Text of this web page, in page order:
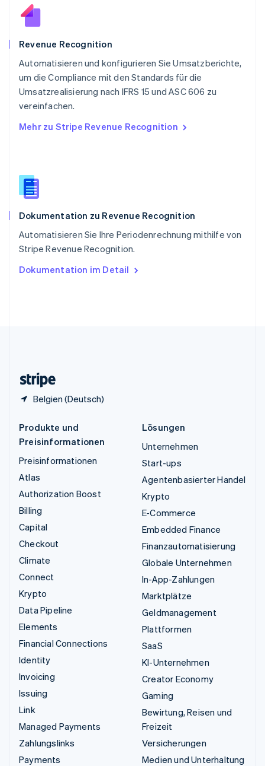
Revenue Recognition
Automatisieren und konfigurieren Sie Umsatzberichte,
um die Compliance mit den Standards für die
Umsatzrealisierung nach IFRS 15 und ASC 606 zu
vereinfachen.
Mehr zu Stripe Revenue Recognition
Dokumentation zu Revenue Recognition
Automatisieren Sie Ihre Periodenrechnung mithilfe von
Stripe Revenue Recognition.
Dokumentation im Detail
Belgien (Deutsch)
Rumänien
Schweden
SvenskaEnglish
DeutschFrançaisItalianoEnglish
Singapur
English 简体中文
Slowakei
Slowenien
English
Spanien
Thailand
Tschechische Republik
English
English
Produkte und
Preisinformationen
Preisinformationen
Atlas
Authorization Boost
Billing
Capital
Checkout
Climate
Connect
Krypto
Data Pipeline
Elements
Financial Connections
Identity
Invoicing
Issuing
Link
Managed Payments
Zahlungslinks
Payments
Lösungen
Unternehmen
Start-ups
Agentenbasierter Handel
Krypto
E-Commerce
Embedded Finance
Finanzautomatisierung
Globale Unternehmen
In-App-Zahlungen
Marktplätze
Geldmanagement
Plattformen
SaaS
KI-Unternehmen
Creator Economy
Gaming
Bewirtung, Reisen und
Freizeit
Versicherungen
Medien und Unterhaltung